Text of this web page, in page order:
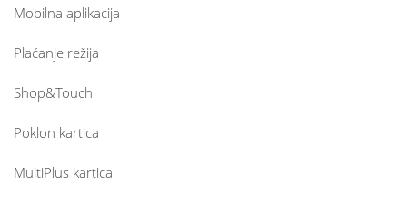
Mobilna aplikacija
Plaćanje režija
Shop&Touch
Poklon kartica
MultiPlus kartica